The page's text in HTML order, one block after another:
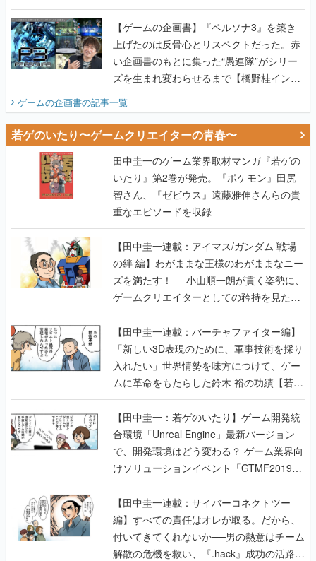
画書】
【ゲームの企画書】『ペルソナ3』を築き
上げたのは反骨心とリスペクトだった。赤
い企画書のもとに集った“愚連隊”がシリー
ズを生まれ変わらせるまで【橋野桂インタ
ゲームの企画書の記事一覧
若ゲのいたり〜ゲームクリエイターの青春〜
田中圭一のゲーム業界取材マンガ『若ゲの
いたり』第2巻が発売。『ポケモン』田尻
智さん、『ゼビウス』遠藤雅伸さんらの貴
重なエピソードを収録
【田中圭一連載：アイマス/ガンダム 戦場
の絆 編】わがままな王様のわがままなニー
ズを満たす！──小山順一朗が貫く姿勢に、
ゲームクリエイターとしての矜持を見た
【若ゲのいたり最終回】
【田中圭一連載：バーチャファイター編】
「新しい3D表現のために、軍事技術を採り
入れたい」世界情勢を味方につけて、ゲー
ムに革命をもたらした鈴木 裕の功績【若ゲ
のいたり】
【田中圭一：若ゲのいたり】ゲーム開発統
合環境「Unreal Engine」最新バージョン
で、開発環境はどう変わる？ ゲーム業界向
けソリューションイベント「GTMF2019」
に行って、より理解を深めよう【PR】
【田中圭一連載：サイバーコネクトツー
編】すべての責任はオレが取る。だから、
付いてきてくれないか──男の熱意はチーム
解散の危機を救い、『.hack』成功の活路を